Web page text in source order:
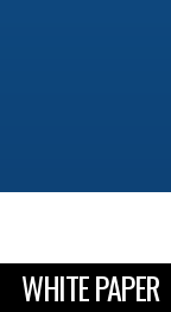
WHITE PAPER